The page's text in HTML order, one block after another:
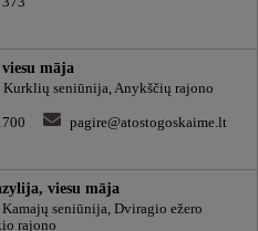
māja
Kurklių seniūnija, Anykščių rajono
pagire@atostogoskaime.lt
viesu māja
seniūnija, Dviragio ežero
rajono